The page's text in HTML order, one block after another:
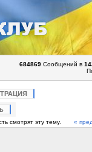
684869Сообщений в
смотрят эту тему. «